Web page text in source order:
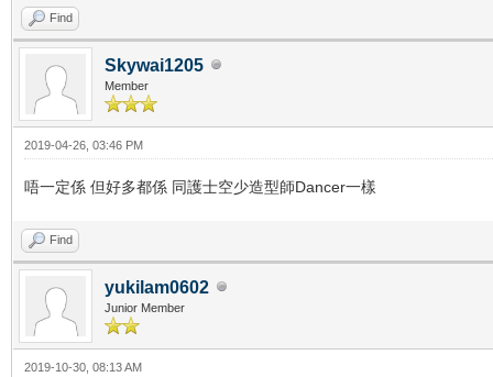
Find
Skywai1205
Member
2019-04-26, 03:46 PM
唔一定係 但好多都係 同護士空少造型師Dancer一樣
Find
yukilam0602
Junior Member
2019-10-30, 08:13 AM